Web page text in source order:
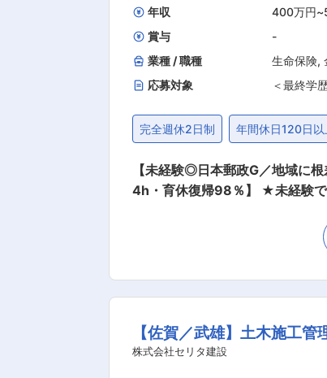
活用した情報化施工・マッドミ
事3割の売上内訳です。
年収
400万円~
賞与
-
業種 / 職種
生命保険,
応募対象
＜最終学
完全週休2日制 年間休日120日以
【未経験◎日本郵政G／地域に
4h・育休復帰98％】 ★未経験でも長期的にご活躍！ （1）約3か月の集合研修で同期とスタート★子育てなどで参加が難しい方はリモートプ
客、事務、技術職、介護職など
（完全歩合制）ではなく、安定
など 12:00昼食／13:00訪問 16:00帰社（翌日以
の制服を着用しているため、お
【佐賀／武雄】土木施工
株式会社セリタ建設